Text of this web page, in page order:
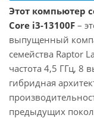
Этот компьютер
Core i3-13100F –
выпущенный
семейства Raptor
частота 4,5 ГГц, 8
гибридная
предыдущих